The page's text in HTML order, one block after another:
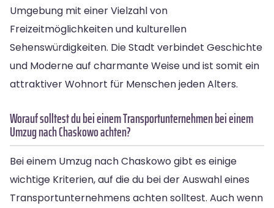
Umgebung mit einer Vielzahl von
Freizeitmöglichkeiten und kulturellen
Sehenswürdigkeiten. Die Stadt verbindet Geschichte
und Moderne auf charmante Weise und ist somit ein
attraktiver Wohnort für Menschen jeden Alters.
Worauf solltest du bei einem Transportunternehmen bei einem
Umzug nach Chaskowo achten?
Bei einem Umzug nach Chaskowo gibt es einige
wichtige Kriterien, auf die du bei der Auswahl eines
Transportunternehmens achten solltest. Auch wenn